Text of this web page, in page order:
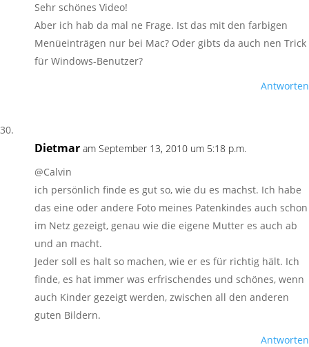
Sehr schönes Video!
Aber ich hab da mal ne Frage. Ist das mit den farbigen
Menüeinträgen nur bei Mac? Oder gibts da auch nen Trick
für Windows-Benutzer?
Antworten
Dietmar am September 13, 2010 um 5:18 p.m.
@Calvin
ich persönlich finde es gut so, wie du es machst. Ich habe
das eine oder andere Foto meines Patenkindes auch schon
im Netz gezeigt, genau wie die eigene Mutter es auch ab
und an macht.
Jeder soll es halt so machen, wie er es für richtig hält. Ich
finde, es hat immer was erfrischendes und schönes, wenn
auch Kinder gezeigt werden, zwischen all den anderen
guten Bildern.
Antworten